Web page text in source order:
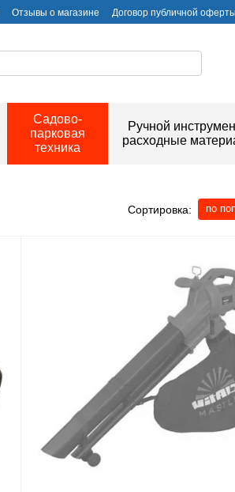
Отзывы о магазине
Договор публичной
Садово-
парковая
техника
Ручной
расходные
Сортировка: по